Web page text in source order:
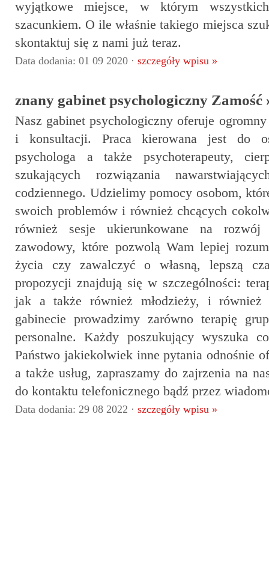
wyjątkowe miejsce, w którym
szacunkiem. O ile właśnie takiego miejsca
skontaktuj się z nami już teraz.
Data dodania: 01 09 2020 · szczegóły wpisu »
znany gabinet psychologiczny Zamość
Nasz gabinet psychologiczny oferuje
i konsultacji. Praca kierowana jest do
psychologa a także psychoterapeuty,
szukających rozwiązania
codziennego. Udzielimy pomocy osobom,
swoich problemów i również chcących
również sesje ukierunkowane na
zawodowy, które pozwolą Wam lepiej
życia czy zawalczyć o własną, lepszą
propozycji znajdują się w szczególności:
jak a także również młodzieży, i również
gabinecie prowadzimy zarówno terapię
personalne. Każdy poszukujący wyszuka
Państwo jakiekolwiek inne pytania odnośnie
a także usług, zapraszamy do zajrzenia na
do kontaktu telefonicznego bądź przez
Data dodania: 29 08 2022 · szczegóły wpisu »